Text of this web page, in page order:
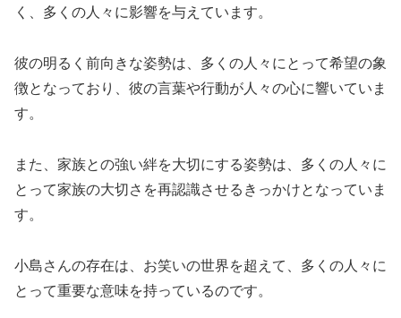
く、多くの人々に影響を与えています。
彼の明るく前向きな姿勢は、多くの人々にとって希望の象
徴となっており、彼の言葉や行動が人々の心に響いていま
す。
また、家族との強い絆を大切にする姿勢は、多くの人々に
とって家族の大切さを再認識させるきっかけとなっていま
す。
小島さんの存在は、お笑いの世界を超えて、多くの人々に
とって重要な意味を持っているのです。